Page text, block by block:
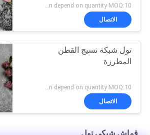
الاتصال
تول شبكة نسيج القطن
المطرزة
الاتصال
قماش شبكي تول